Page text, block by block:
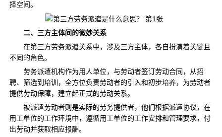
择空间。​
二、三方主体间的微妙关系​
在第三方劳务派遣关系中，涉及三方主体，各自扮演着关键且
不同的角色。​
劳务派遣机构作为用人单位，与劳动者签订劳动合同，从招
聘、筛选到培训，全方位负责劳动者的引入和初步培养，为劳动者
提供劳动保障，建立起正式的劳动关系。​
被派遣劳动者则是实际的劳务提供者，他们根据派遣协议，在
用工单位的工作环境中，遵循用工单位的工作安排和管理要求，付
出劳动并获取相应报酬。​